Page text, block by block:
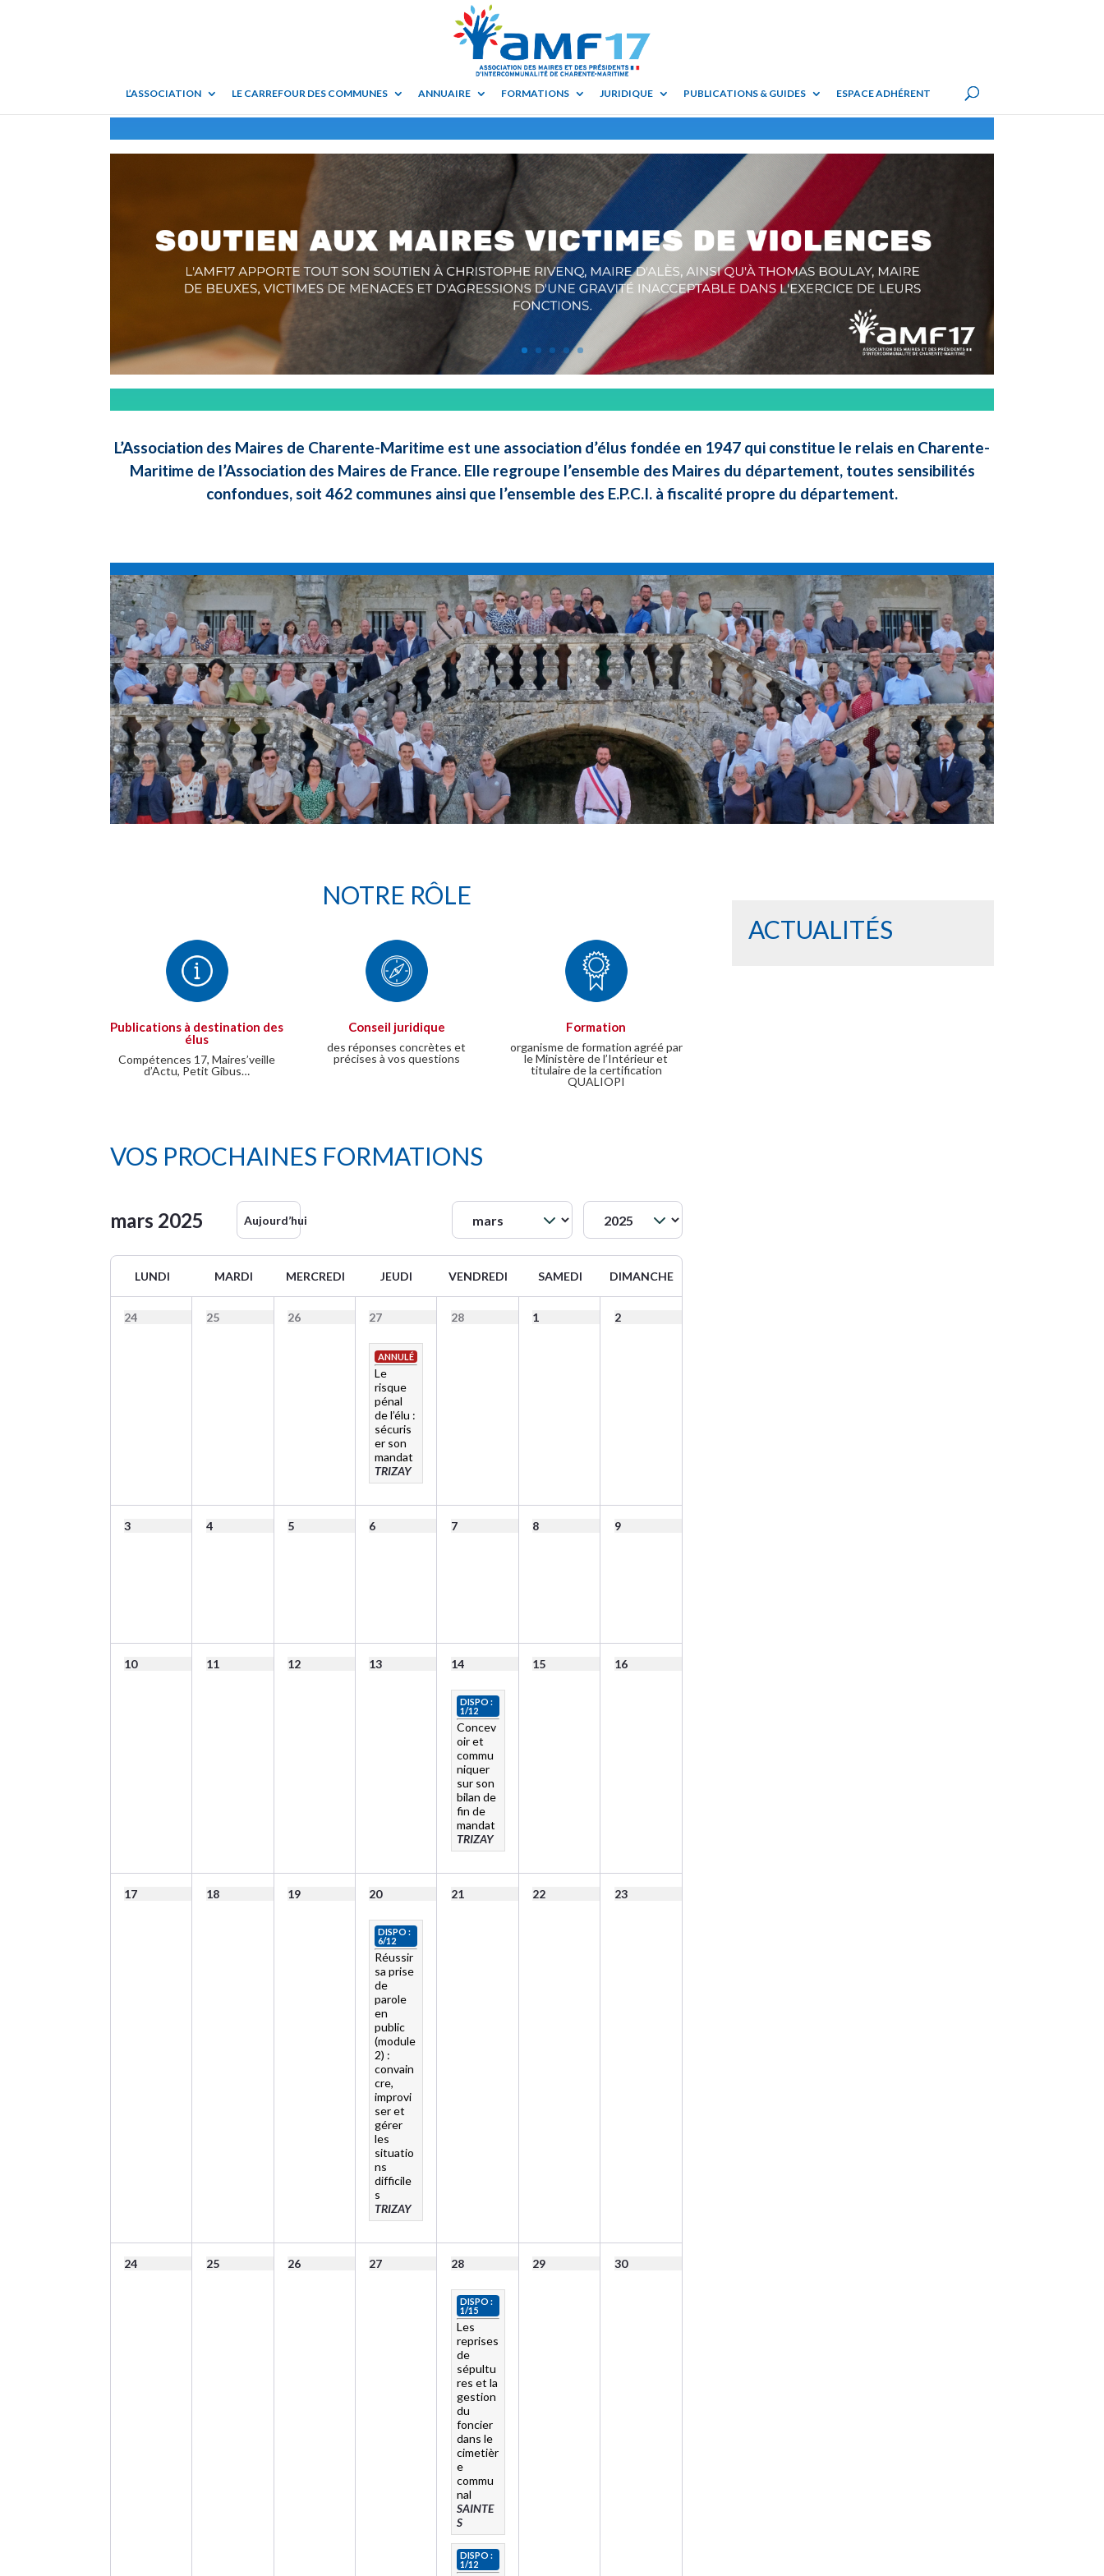
L’ASSOCIATION LE CARREFOUR DES COMMUNES ANNUAIRE FORMATIONS JURIDIQUE PUBLICATIONS & GUIDES ESPACE ADHÉRENT
L’Association des Maires de Charente-Maritime est une association d’élus fondée en 1947 qui constitue le relais en Charente-
Maritime de l’Association des Maires de France. Elle regroupe l’ensemble des Maires du département, toutes sensibilités
confondues, soit 462 communes ainsi que l’ensemble des E.P.C.I. à fiscalité propre du département.
NOTRE RÔLE
Publications à destination des
élus
Compétences 17, Maires’veille
d’Actu, Petit Gibus…
Conseil juridique
des réponses concrètes et
précises à vos questions
Formation
organisme de formation agréé par
le Ministère de l’Intérieur et
titulaire de la certification
QUALIOPI
VOS PROCHAINES FORMATIONS
mars 2025 Aujourd’hui
LUNDI MARDI MERCREDI JEUDI VENDREDI SAMEDI DIMANCHE
24 25 26 27
ANNULÉ
Le
risque
pénal
de l’élu :
sécuris
er son
mandat
TRIZAY
28 1 2
3 4 5 6 7 8 9
10 11 12 13 14
DISPO :
1/12
Concev
oir et
commu
niquer
sur son
bilan de
fin de
mandat
TRIZAY
15 16
17 18 19 20
DISPO :
6/12
Réussir
sa prise
de
parole
en
public
(module
2) :
convain
cre,
improvi
ser et
gérer
les
situatio
ns
difficile
s
TRIZAY
21 22 23
24 25 26 27 28
DISPO :
1/15
Les
reprises
de
sépultu
res et la
gestion
du
foncier
dans le
cimetièr
e
commu
nal
SAINTE
S
DISPO :
1/12
29 30
ACTUALITÉS